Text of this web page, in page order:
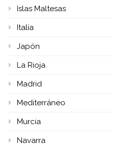
Islas Maltesas
Italia
Japón
La Rioja
Madrid
Mediterráneo
Murcia
Navarra